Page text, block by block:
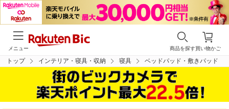
買い物かご
商品を探す
メニュー
トップ インテリア・寝具・収納 寝具 ベッドパッド・敷きパッド